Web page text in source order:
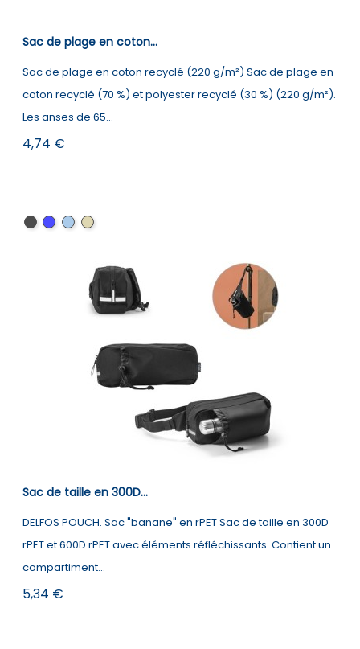
Sac de plage en coton...
Sac de plage en coton recyclé (220 g/m²) Sac de plage en
coton recyclé (70 %) et polyester recyclé (30 %) (220 g/m²).
Les anses de 65...
Prix
4,74 €
NoirBleuBleuNaturel
Sac de taille en 300D...
DELFOS POUCH. Sac "banane" en rPET Sac de taille en 300D
rPET et 600D rPET avec éléments réfléchissants. Contient un
compartiment...
Prix
5,34 €